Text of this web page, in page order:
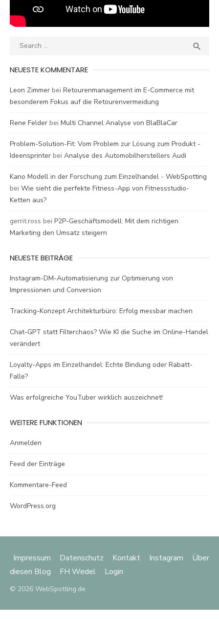
Search

NEUESTE KOMMENTARE
Leon Zimmer bei Retourenmanagement im E-Commerce mit
besonderem Fokus auf die Retourenvermeidung
Rene Felder bei Multi Channel Analyse von BlaBlaCar
Problem-Solution-Fit: Vom Problem zur Lösung zum Produkt -
Ideensprinter bei Analyse des Automobilherstellers Audi
Kano Modell in der Forschung zum Einzelhandel - WebSpotting
bei Wie sieht die perfekte Fitness-App von Fitnessstudio-
Ketten aus?
gerrit.ross bei P2P-Geschäftsmodell: Mit dem richtigen
Marketing den Umsatz steigern
NEUESTE BEITRÄGE
Instagram-DM-Automatisierung zur Optimierung von
Impressionen und Conversion
Tracking-Konzept Architekturbüro: Erfolg messbar machen
Chat-GPT statt Filterchaos? Wie KI die Suche im Online-Handel
verändert
Loyalty-Apps im Einzelhandel: Echte Bindung oder Rabatt-
Falle?
Was erfolgreiche YouTuber wirklich auszeichnet!
WEITERE FUNKTIONEN
Anmelden
Feed der Einträge
Kommentare-Feed
WordPress.org
Impressum Datenschutz Kontakt Instagram
Über
diesen Blog
FH Wedel Login
© 2026 WebSpotting.de